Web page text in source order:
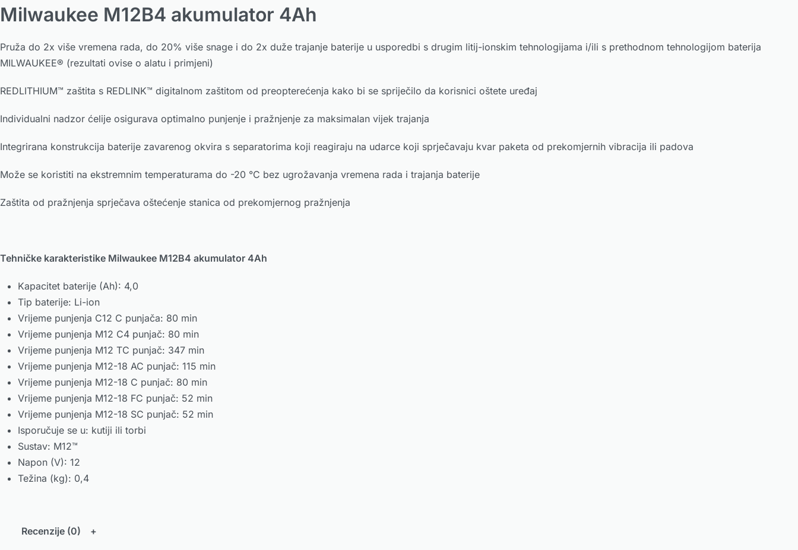
Milwaukee M12B4 akumulator 4Ah
Pruža do 2x više vremena rada, do 20% više snage i do 2x duže trajanje baterije u usporedbi s drugim litij-ionskim tehnologijama i/ili s prethodnom tehnologijom baterija
MILWAUKEE® (rezultati ovise o alatu i primjeni)
REDLITHIUM™ zaštita s REDLINK™ digitalnom zaštitom od preopterećenja kako bi se spriječilo da korisnici oštete uređaj
Individualni nadzor ćelije osigurava optimalno punjenje i pražnjenje za maksimalan vijek trajanja
Integrirana konstrukcija baterije zavarenog okvira s separatorima koji reagiraju na udarce koji sprječavaju kvar paketa od prekomjernih vibracija ili padova
Može se koristiti na ekstremnim temperaturama do -20 °C bez ugrožavanja vremena rada i trajanja baterije
Zaštita od pražnjenja sprječava oštećenje stanica od prekomjernog pražnjenja
Tehničke karakteristike Milwaukee M12B4 akumulator 4Ah
Kapacitet baterije (Ah): 4,0
Tip baterije: Li-ion
Vrijeme punjenja C12 C punjača: 80 min
Vrijeme punjenja M12 C4 punjač: 80 min
Vrijeme punjenja M12 TC punjač: 347 min
Vrijeme punjenja M12-18 AC punjač: 115 min
Vrijeme punjenja M12-18 C punjač: 80 min
Vrijeme punjenja M12-18 FC punjač: 52 min
Vrijeme punjenja M12-18 SC punjač: 52 min
Isporučuje se u: kutiji ili torbi
Sustav: M12™
Napon (V): 12
Težina (kg): 0,4
Recenzije (0)